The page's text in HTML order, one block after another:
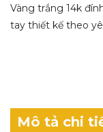
Vàng trắng 14k
tay thiết kế theo
Mô tả chi